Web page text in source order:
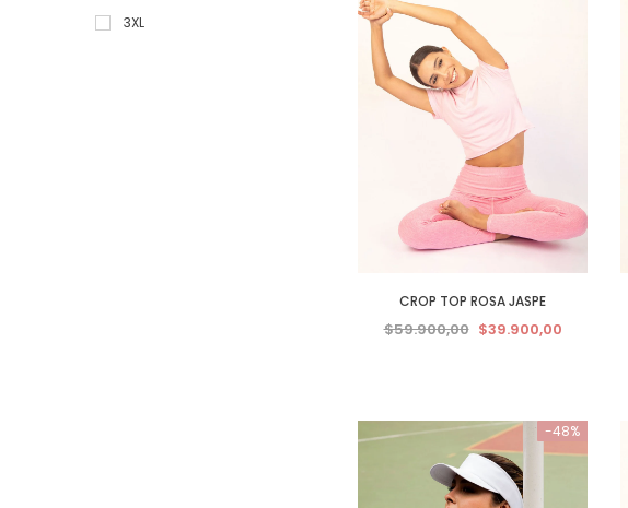
3XL
CROP TOP ROSA JASPE
$59.900,00 $39.900,00
-48%